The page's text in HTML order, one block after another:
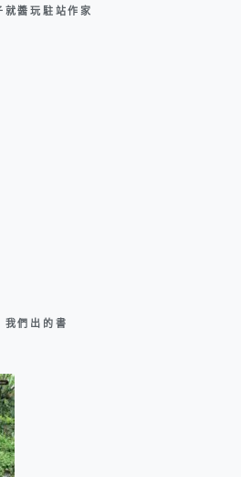
就醬玩駐站作家
我們出的書